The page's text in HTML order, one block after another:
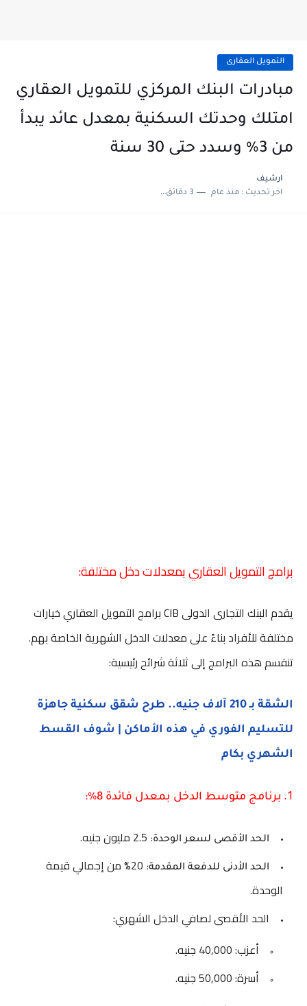
التمويل العقارى
مبادرات البنك المركزي للتمويل العقاري
امتلك وحدتك السكنية بمعدل عائد يبدأ
من 3% وسدد حتى 30 سنة
ارشيف
اخر تحديث :منذ عام 3 دقائق للقراءة
برامج التمويل العقاري بمعدلات دخل مختلفة:
يقدم البنك التجارى الدولى CIB برامج التمويل العقاري خيارات
مختلفة للأفراد بناءً على معدلات الدخل الشهرية الخاصة بهم.
تنقسم هذه البرامج إلى ثلاثة شرائح رئيسية:
الشقة بـ 210 آلاف جنيه.. طرح شقق سكنية جاهزة
للتسليم الفوري في هذه الأماكن | شوف القسط
الشهري بكام
1. برنامج متوسط الدخل بمعدل فائدة 8%:
الحد الأقصى لسعر الوحدة:
الحد الأدنى للدفعة المقدمة:
20% من إجمالي قيمة
الوحدة.
الحد الأقصى لصافي الدخل الشهري:
أعزب: 40,000 جنيه.
أسرة: 50,000 جنيه.